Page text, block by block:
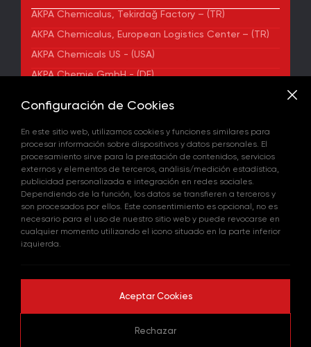
AKPA Chemicalus, Tekirdağ Factory – (TR)
AKPA Chemicalus, European Logistics Center – (TR)
AKPA Chemicals US - (USA)
AKPA Chemie GmbH - (DE)
DIRECCIÓN
Yenibosna Merkez Mahallesi Kuyumcukent Sokak
No:36/70 Townofis Kat:12 34197 Bahçelievler, İstanbul,
Türkiye
Ver en el Mapa
+90 212 580 55 59
FAX
+90 212 580 55 21
CORREO ELECTRÓNICO
info@akpakimya.com
WEBSITE
© 2026 Todos los derechos reservados.
Configuración de Cookies
En este sitio web, utilizamos cookies y funciones similares para
procesar información sobre dispositivos y datos personales. El
procesamiento sirve para la prestación de contenidos, servicios
externos y elementos de terceros, análisis/medición estadística,
publicidad personalizada e integración en redes sociales.
Dependiendo de la función, los datos se transfieren a terceros y
son procesados por ellos. Este consentimiento es opcional, no es
necesario para el uso de nuestro sitio web y puede revocarse en
cualquier momento utilizando el icono situado en la parte inferior
izquierda.
Aceptar Cookies
Rechazar